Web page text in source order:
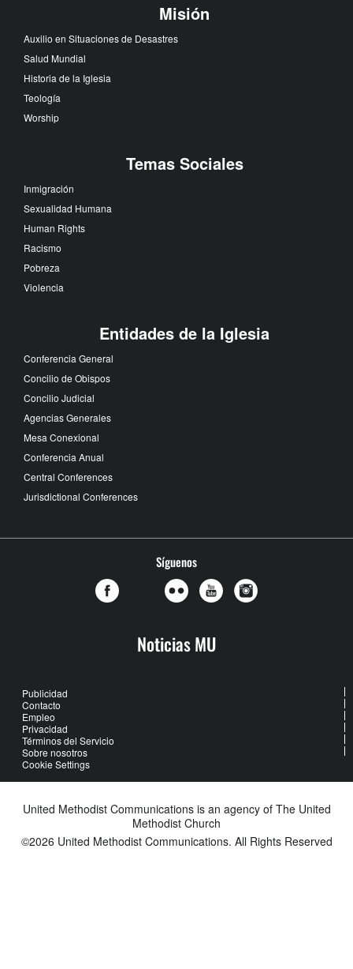
Misión
Auxilio en Situaciones de Desastres
Salud Mundial
Historia de la Iglesia
Teología
Worship
Temas Sociales
Inmigración
Sexualidad Humana
Human Rights
Racismo
Pobreza
Violencia
Entidades de la Iglesia
Conferencia General
Concilio de Obispos
Concilio Judicial
Agencias Generales
Mesa Conexional
Conferencia Anual
Central Conferences
Jurisdictional Conferences
Síguenos
Noticias MU
Publicidad
Contacto
Empleo
Privacidad
Términos del Servicio
Sobre nosotros
Cookie Settings
United Methodist Communications is an agency of The United
Methodist Church
©2026 United Methodist Communications. All Rights Reserved